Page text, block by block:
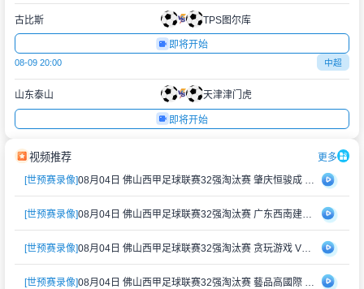
古比斯 TPS图尔库
即将开始
08-09 20:00 中超
山东泰山 天津津门虎
即将开始
视频推荐 更多
[世预赛录像] 08月04日 佛山西甲足球联赛32强淘汰赛 肇庆恒骏成 VS 三七互娱 全场录像
[世预赛录像] 08月04日 佛山西甲足球联赛32强淘汰赛 广东西南建设 VS 香港圣徒 全场录像
[世预赛录像] 08月04日 佛山西甲足球联赛32强淘汰赛 贪玩游戏 VS 美的薪火 全场录像
[世预赛录像] 08月04日 佛山西甲足球联赛32强淘汰赛 藝品高國際 VS 湛江狂狼·粵辉能源 全场录像